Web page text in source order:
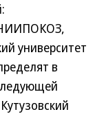
университет
в